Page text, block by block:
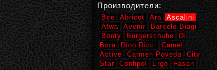
Производители:
Все Abricot Ara
Ascalini
Atwa
Avenir
Barcelo Biagi
Bonty
Burgerschuhe
Di
Bora
Dino Ricci
Camel
Active
Carmen Poveda
City
Star
Conhpol Ergo
Fasan